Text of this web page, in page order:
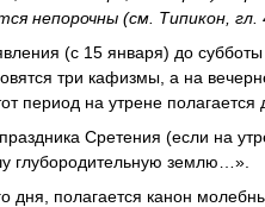
непорочны (см. Типикон, гл.
(с 15 января) до
три кафизмы, а на
период на утрене
Сретения (если на
глубородительную землю…».
дня, полагается канон